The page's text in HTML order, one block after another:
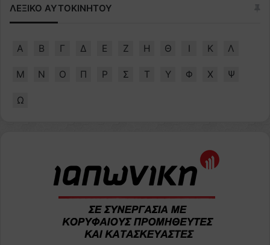
ΛΕΞΙΚΟ ΑΥΤΟΚΙΝΗΤΟΥ
Α Β Γ Δ Ε Ζ Η Θ Ι Κ Λ
Μ Ν Ο Π Ρ Σ Τ Υ Φ Χ Ψ
Ω